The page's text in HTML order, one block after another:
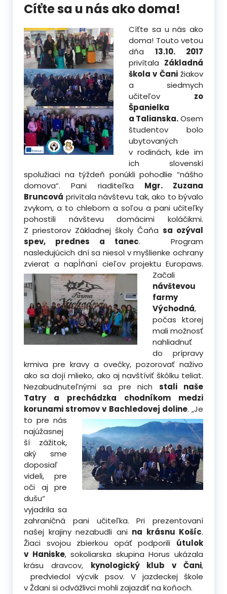
Cíťte sa u nás ako doma!
Cíťte sa u nás ako
doma! Touto vetou
dňa 13.10. 2017
privítala Základná
škola v Čanižiakov
a siedmych
učiteľov zo
Španielka
a Talianska.Osem
študentov bolo
ubytovaných
v rodinách, kde im
ich slovenskí
spolužiaci na týždeň ponúkli pohodlie “nášho
domova“. Pani riaditeľka Mgr. Zuzana
Bruncová privítala návštevu tak, ako to bývalo
zvykom, a to chlebom a soľou a pani učiteľky
pohostili návštevu domácimi koláčikmi.
Z priestorov Základnej školy Čaňa sa ozýval
spev, prednes a tanec. Program
nasledujúcich dní sa niesol v myšlienke ochrany
zvierat a napĺňaní cieľov projektu Europaws.
Začali
návštevou
farmy
Východná,
počas ktorej
mali možnosť
nahliadnuť
do prípravy
krmiva pre kravy a ovečky, pozorovať naživo
ako sa dojí mlieko, ako aj navštíviť škôlku teliat.
Nezabudnuteľnými sa pre nichstali naše
Tatry a prechádzka chodníkom medzi
korunami stromov v Bachledovej doline.„Je
to pre nás
najúžasnej
ší zážitok,
aký sme
doposiaľ
videli, pre
oči aj pre
dušu“
vyjadrila sa
zahraničná pani učiteľka. Pri prezentovaní
našej krajiny nezabudli ani na krásnu Košíc.
Žiaci svojou zbierkou opäť podporili útulok
v Haniske, sokoliarska skupina Horus ukázala
krásu dravcov, kynologický klub v Čani,
predviedol výcvik psov. V jazdeckej škole
v Ždani si odvážlivci mohli zajazdiť na koňoch.